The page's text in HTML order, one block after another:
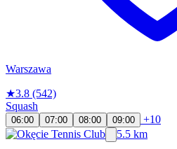
Warszawa
★3.8 (542)
Squash
06:00 07:00 08:00 09:00
+10
5.5 km